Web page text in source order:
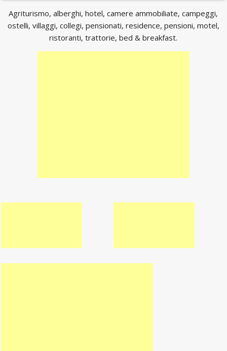
Agriturismo, alberghi, hotel, camere ammobiliate, campeggi,
ostelli, villaggi, collegi, pensionati, residence, pensioni, motel,
ristoranti, trattorie, bed & breakfast.